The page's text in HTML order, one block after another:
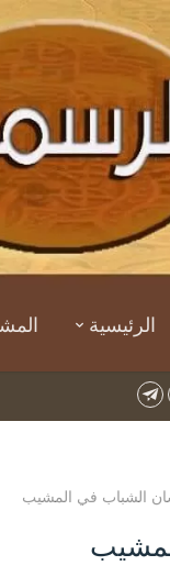
الرئيسية
الشباب في المشيب